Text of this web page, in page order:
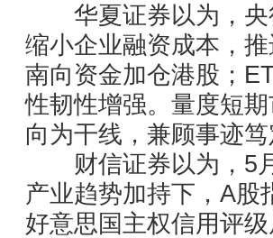
华夏证券以为，央
缩小企业融资成本，
南向资金加仓港股；
性韧性增强。量度短
向为干线，兼顾事迹
财信证券以为，5月
产业趋势加持下，A股
好意思国主权信用评